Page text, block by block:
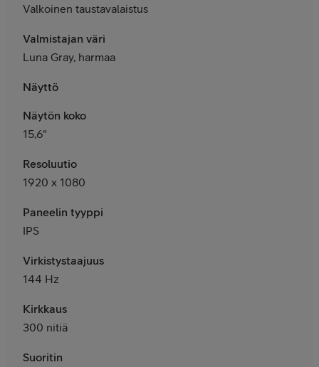
Valkoinen taustavalaistus
Valmistajan väri
Luna Gray, harmaa
Näyttö
Näytön koko
15,6"
Resoluutio
1920 x 1080
Paneelin tyyppi
IPS
Virkistystaajuus
144 Hz
Kirkkaus
300 nitiä
Suoritin